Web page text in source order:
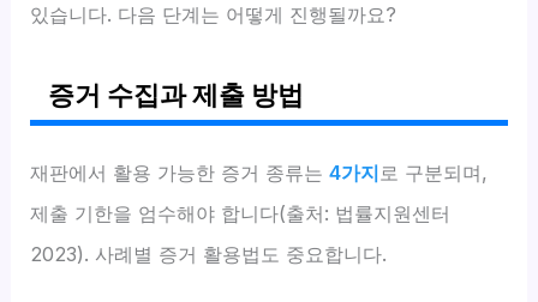
있습니다. 다음 단계는 어떻게 진행될까요?
증거 수집과 제출 방법
재판에서 활용 가능한 증거 종류는4가지 로 구분되며,
제출 기한을 엄수해야 합니다(출처: 법률지원센터
2023). 사례별 증거 활용법도 중요합니다.